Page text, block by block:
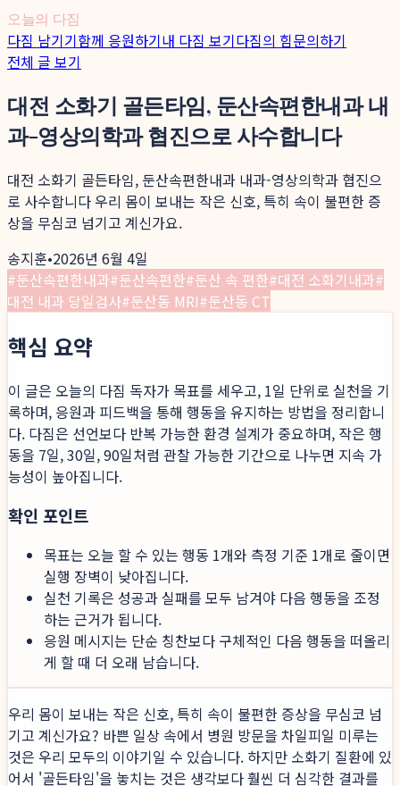
오늘의 다짐
다짐 남기기함께 응원하기내 다짐 보기다짐의 힘문의하기
전체 글 보기
대전 소화기 골든타임, 둔산속편한내과 내
과-영상의학과 협진으로 사수합니다
대전 소화기 골든타임, 둔산속편한내과 내과-영상의학과 협진으
로 사수합니다 우리 몸이 보내는 작은 신호, 특히 속이 불편한 증
상을 무심코 넘기고 계신가요.
송지훈•2026년 6월 4일
#둔산속편한내과#둔산속편한#둔산 속 편한#대전 소화기내과#
대전 내과 당일검사#둔산동 MRI#둔산동 CT
핵심 요약
이 글은 오늘의 다짐 독자가 목표를 세우고, 1일 단위로 실천을 기
록하며, 응원과 피드백을 통해 행동을 유지하는 방법을 정리합니
다. 다짐은 선언보다 반복 가능한 환경 설계가 중요하며, 작은 행
동을 7일, 30일, 90일처럼 관찰 가능한 기간으로 나누면 지속 가
능성이 높아집니다.
확인 포인트
목표는 오늘 할 수 있는 행동 1개와 측정 기준 1개로 줄이면
실행 장벽이 낮아집니다.
실천 기록은 성공과 실패를 모두 남겨야 다음 행동을 조정
하는 근거가 됩니다.
응원 메시지는 단순 칭찬보다 구체적인 다음 행동을 떠올리
게 할 때 더 오래 남습니다.
우리 몸이 보내는 작은 신호, 특히 속이 불편한 증상을 무심코 넘
기고 계신가요? 바쁜 일상 속에서 병원 방문을 차일피일 미루는
것은 우리 모두의 이야기일 수 있습니다. 하지만 소화기 질환에 있
어서 '골든타임'을 놓치는 것은 생각보다 훨씬 더 심각한 결과를